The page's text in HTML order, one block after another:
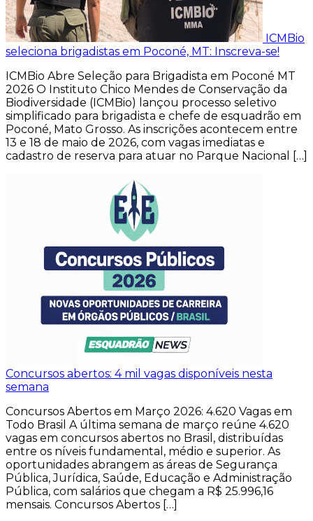
ICMBio
seleciona brigadistas em Poconé, MT: Inscreva-se!
ICMBio Abre Seleção para Brigadista em Poconé MT
2026 O Instituto Chico Mendes de Conservação da
Biodiversidade (ICMBio) lançou processo seletivo
simplificado para brigadista e chefe de esquadrão em
Poconé, Mato Grosso. As inscrições acontecem entre
13 e 18 de maio de 2026, com vagas imediatas e
cadastro de reserva para atuar no Parque Nacional […]
Concursos abertos: 4 mil vagas disponíveis nesta
semana
Concursos Abertos em Março 2026: 4.620 Vagas em
Todo Brasil A última semana de março reúne 4.620
vagas em concursos abertos no Brasil, distribuídas
entre os níveis fundamental, médio e superior. As
oportunidades abrangem as áreas de Segurança
Pública, Jurídica, Saúde, Educação e Administração
Pública, com salários que chegam a R$ 25.996,16
mensais. Concursos Abertos […]